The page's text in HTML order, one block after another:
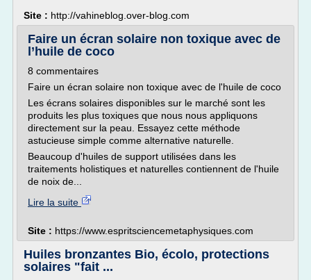
Site : http://vahineblog.over-blog.com
Faire un écran solaire non toxique avec de
l’huile de coco
8 commentaires
Faire un écran solaire non toxique avec de l'huile de coco
Les écrans solaires disponibles sur le marché sont les
produits les plus toxiques que nous nous appliquons
directement sur la peau. Essayez cette méthode
astucieuse simple comme alternative naturelle.
Beaucoup d'huiles de support utilisées dans les
traitements holistiques et naturelles contiennent de l'huile
de noix de...
Lire la suite
Site : https://www.espritsciencemetaphysiques.com
Huiles bronzantes Bio, écolo, protections
solaires "fait ...